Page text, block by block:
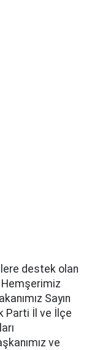
destek olan
Sayın
Parti İl ve İlçe
ve